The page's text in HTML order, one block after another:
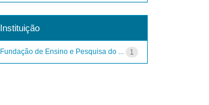
Instituição
1
Fundação de Ensino e Pesquisa do ...